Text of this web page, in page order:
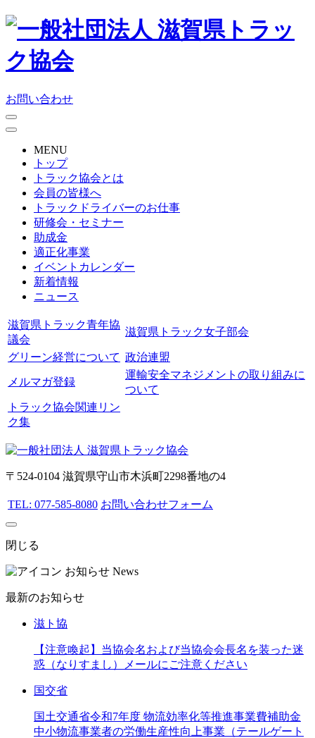
お問い合わせ
MENU
トップ
トラック協会とは
会員の皆様へ
トラックドライバーのお仕事
研修会・セミナー
助成金
適正化事業
イベントカレンダー
新着情報
ニュース
滋賀県トラック青年協
議会
滋賀県トラック女子部会
グリーン経営について 政治連盟
メルマガ登録
運輸安全マネジメントの取り組みに
ついて
トラック協会関連リン
ク集
〒524-0104 滋賀県守山市木浜町2298番地の4
TEL: 077-585-8080 お問い合わせフォーム
閉じる
お知らせ News
最新のお知らせ
滋ト協
【注意喚起】当協会名および当協会会長名を装った迷
惑（なりすまし）メールにご注意ください
国交省
国土交通省令和7年度 物流効率化等推進事業費補助金
中小物流事業者の労働生産性向上事業（テールゲート